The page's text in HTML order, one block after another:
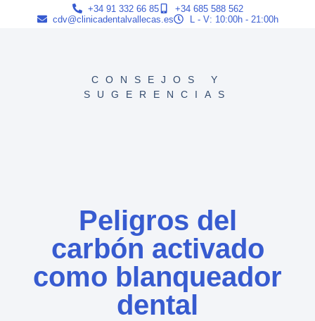
+34 91 332 66 85
+34 685 588 562
cdv@clinicadentalvallecas.es
L - V: 10:00h - 21:00h
CONSEJOS Y
SUGERENCIAS
Peligros del
carbón activado
como blanqueador
dental